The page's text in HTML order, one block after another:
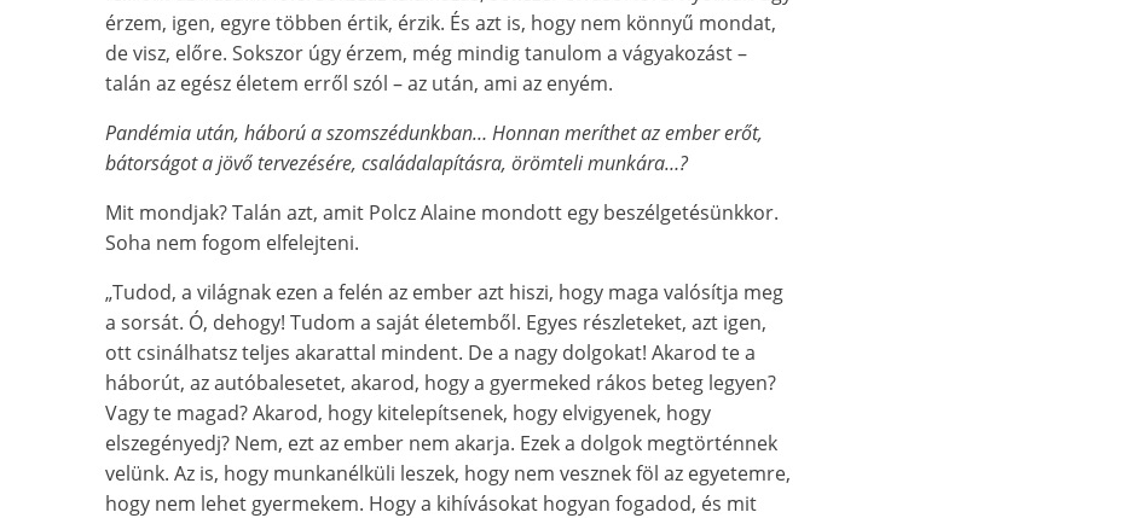
érzem, igen, egyre többen értik, érzik. És azt is, hogy nem könnyű mondat,
de visz, előre. Sokszor úgy érzem, még mindig tanulom a vágyakozást –
talán az egész életem erről szól – az után, ami az enyém.
Pandémia után, háború a szomszédunkban… Honnan meríthet az ember erőt,
bátorságot a jövő tervezésére, családalapításra, örömteli munkára…?
Mit mondjak? Talán azt, amit Polcz Alaine mondott egy beszélgetésünkkor.
Soha nem fogom elfelejteni.
„Tudod, a világnak ezen a felén az ember azt hiszi, hogy maga valósítja meg
a sorsát. Ó, dehogy! Tudom a saját életemből. Egyes részleteket, azt igen,
ott csinálhatsz teljes akarattal mindent. De a nagy dolgokat! Akarod te a
háborút, az autóbalesetet, akarod, hogy a gyermeked rákos beteg legyen?
Vagy te magad? Akarod, hogy kitelepítsenek, hogy elvigyenek, hogy
elszegényedj? Nem, ezt az ember nem akarja. Ezek a dolgok megtörténnek
velünk. Az is, hogy munkanélküli leszek, hogy nem vesznek föl az egyetemre,
hogy nem lehet gyermekem. Hogy a kihívásokat hogyan fogadod, és mit